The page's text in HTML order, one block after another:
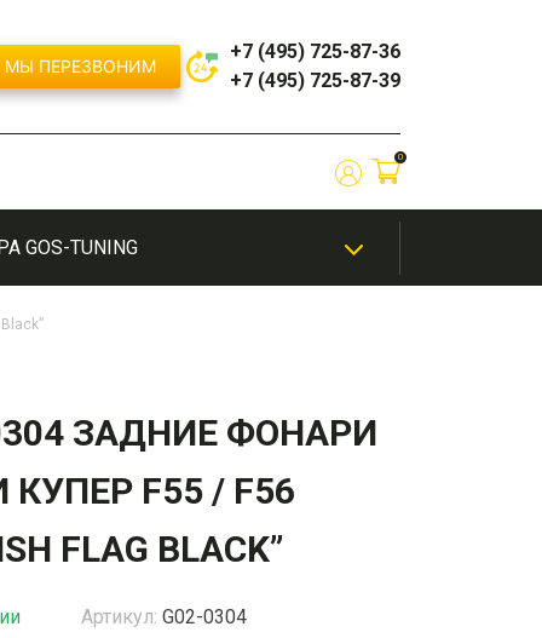
МЫ ПЕРЕЗВОНИМ
+7 (495) 725-87-36
+7 (495) 725-87-39
0
Решетки радиатора / Маски
бампера
Сплиттеры
GOS-TUNING
ШИНОМОНТАЖ
ЗАДНИЕ ФОНАРИ
F55 / F56
FLAG BLACK”
Артикул: G02-0304